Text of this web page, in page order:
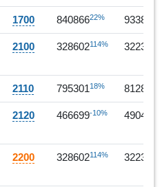
1700 84086622% 933881
2100 328602114% 322387
2110 79530118% 812829
2120 466699-10% 490442
2200 328602114% 322387